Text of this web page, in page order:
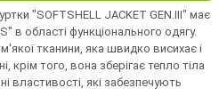
"SOFTSHELL JACKET GEN.III" має
в області функціонального одягу.
тканини, яка швидко висихає і
крім того, вона зберігає тепло тіла
властивості, які забезпечують